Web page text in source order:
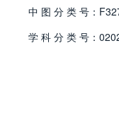
中 图 分 类 号：
学 科 分 类 号：